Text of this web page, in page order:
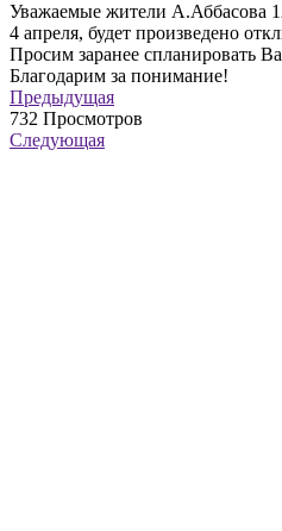
Уважаемые жители А.Аббасова
4 апреля, будет произведено
Просим заранее спланировать
Благодарим за понимание!
Предыдущая
732 Просмотров
Следующая